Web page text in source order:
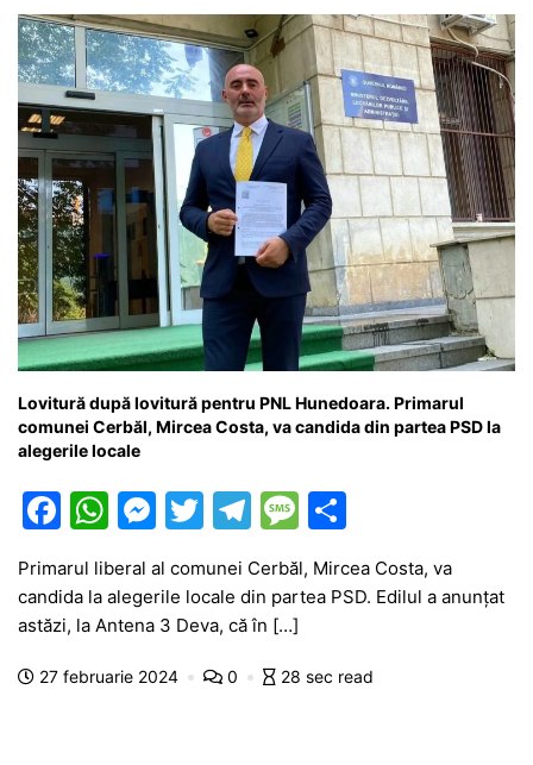
k
er
Lovitură după lovitură pentru PNL Hunedoara. Primarul
comunei Cerbăl, Mircea Costa, va candida din partea PSD la
alegerile locale
F
c
e
b
o
W
at
s
A
p
M
s
s
e
T
itt
er
T
e
gr
a
m
M
s
a
g
ta
a
z
Primarul liberal al comunei Cerbăl, Mircea Costa, va
candida la alegerile locale din partea PSD. Edilul a anunțat
astăzi, la Antena 3 Deva, că în […]
27 februarie 2024 0 28 sec read